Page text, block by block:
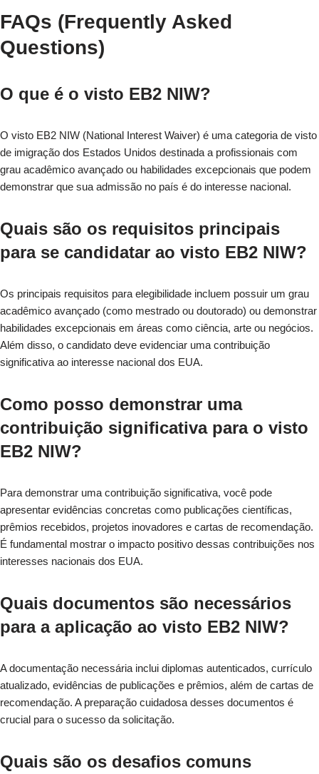
FAQs (Frequently Asked
Questions)
O que é o visto EB2 NIW?
O visto EB2 NIW (National Interest Waiver) é uma categoria de visto
de imigração dos Estados Unidos destinada a profissionais com
grau acadêmico avançado ou habilidades excepcionais que podem
demonstrar que sua admissão no país é do interesse nacional.
Quais são os requisitos principais
para se candidatar ao visto EB2 NIW?
Os principais requisitos para elegibilidade incluem possuir um grau
acadêmico avançado (como mestrado ou doutorado) ou demonstrar
habilidades excepcionais em áreas como ciência, arte ou negócios.
Além disso, o candidato deve evidenciar uma contribuição
significativa ao interesse nacional dos EUA.
Como posso demonstrar uma
contribuição significativa para o visto
EB2 NIW?
Para demonstrar uma contribuição significativa, você pode
apresentar evidências concretas como publicações científicas,
prêmios recebidos, projetos inovadores e cartas de recomendação.
É fundamental mostrar o impacto positivo dessas contribuições nos
interesses nacionais dos EUA.
Quais documentos são necessários
para a aplicação ao visto EB2 NIW?
A documentação necessária inclui diplomas autenticados, currículo
atualizado, evidências de publicações e prêmios, além de cartas de
recomendação. A preparação cuidadosa desses documentos é
crucial para o sucesso da solicitação.
Quais são os desafios comuns